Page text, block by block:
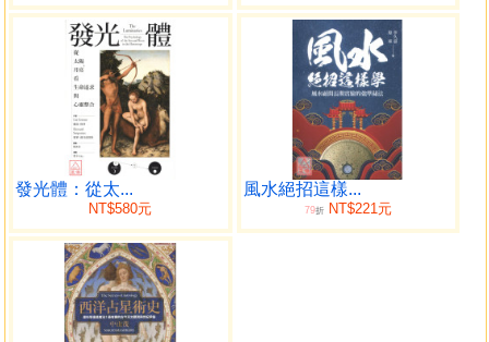
迴響。 ★胡因夢選書——臺灣最重要的實修思潮引介者
之一，選介諸多靈修經典，啟發無數讀者。 作者簡介 保羅．
布倫頓（Paul Brunton） 本名拉斐爾．赫斯特
（Raphael Hurst, 1898-1981），英國靈修書籍作家，曾旅
居印度和世界各地，以身為西方密契主義新印度教唯靈論的
早期普及者廣為人知。他的暢銷書《祕密印度的探索》（A
Search in Secret India, 1934）已被翻譯成二十多種語言，過
世後出版的札記全集被歐美靈修界譽為頓悟實修最佳指南。
譯者簡介 陸擎 實相探索者。 ｜選書．審修｜胡因夢
昔為知名演員，現為身心靈工作者，三十多年來為華人
世界引介了佩瑪．丘卓、克里希那穆提、阿瑪斯、范倫廷．
湯柏格等名家思想，參與了四十多部經典著作的翻譯和審修
工作。 目錄 審修者序／胡因夢 ｜第 一 章｜冥想的冒險之旅
發光體：從太...
NT$580元
風水絕招這樣...
79折NT$221元